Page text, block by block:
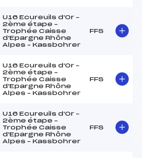
U16 Ecureuils d'Or –
2ème étape –
Trophée Caisse
d'Epargne Rhône
Alpes – Kassbohrer
FFS
U16 Ecureuils d'Or –
2ème étape –
Trophée Caisse
d'Epargne Rhône
Alpes – Kassbohrer
FFS
U16 Ecureuils d'Or –
2ème étape –
Trophée Caisse
d'Epargne Rhône
Alpes – Kassbohrer
FFS